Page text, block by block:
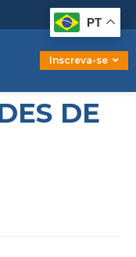
Inscreva-se
Graduação
Pós-Graduação
Mestrado
Doutorado
DE
PT